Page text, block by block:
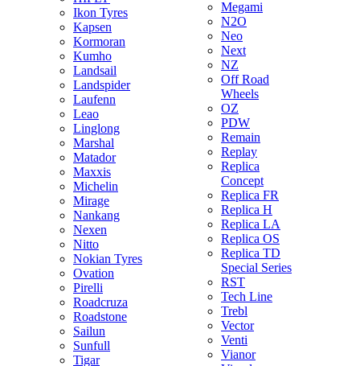
Ikon Tyres
Kapsen
Kormoran
Kumho
Landsail
Landspider
Laufenn
Leao
Linglong
Marshal
Matador
Maxxis
Michelin
Mirage
Nankang
Nexen
Nitto
Nokian Tyres
Ovation
Pirelli
Roadcruza
Roadstone
Sailun
Sunfull
Tigar
Megami
N2O
Neo
Next
NZ
Off Road
Wheels
OZ
PDW
Remain
Replay
Replica
Concept
Replica FR
Replica H
Replica LA
Replica OS
Replica TD
Special Series
RST
Tech Line
Trebl
Vector
Venti
Vianor